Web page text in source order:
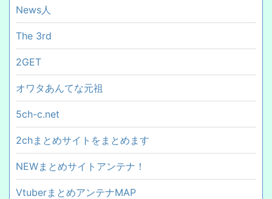
News人
The 3rd
2GET
オワタあんてな元祖
5ch-c.net
2chまとめサイトをまとめます
NEWまとめサイトアンテナ！
VtuberまとめアンテナMAP